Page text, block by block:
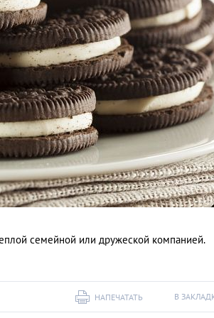
семейной или дружеской компанией.
В
НАПЕЧАТАТЬ